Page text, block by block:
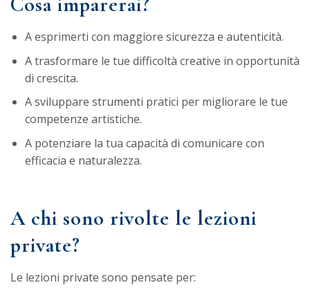
A esprimerti con maggiore sicurezza e autenticità.
A trasformare le tue difficoltà creative in opportunità
di crescita.
A sviluppare strumenti pratici per migliorare le tue
competenze artistiche.
A potenziare la tua capacità di comunicare con
efficacia e naturalezza.
A chi sono rivolte le lezioni
private?
Le lezioni private sono pensate per: